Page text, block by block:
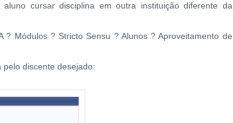
cursar disciplina em outra instituição diferente da
Módulos ? Stricto Sensu ? Alunos ? Aproveitamento de
discente desejado: